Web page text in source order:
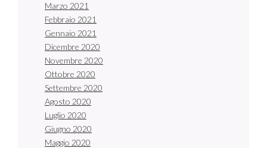
Marzo 2021
Febbraio 2021
Gennaio 2021
Dicembre 2020
Novembre 2020
Ottobre 2020
Settembre 2020
Agosto 2020
Luglio 2020
Giugno 2020
Maggio 2020